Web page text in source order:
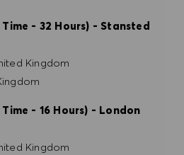
- 32 Hours) - Stansted
Kingdom
- 16 Hours) - London
Kingdom